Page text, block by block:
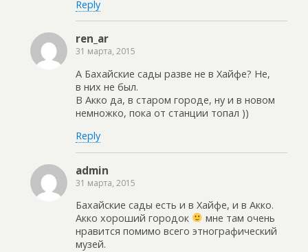
Reply
ren_ar
31 марта, 2015
А Бахайские сады разве не в Хайфе? Не,
в них не был.
В Акко да, в старом городе, ну и в новом
немножко, пока от станции топал ))
Reply
admin
31 марта, 2015
Бахайские сады есть и в Хайфе, и в Акко.
Акко хороший городок
мне там очень
нравится помимо всего этнографический
музей.